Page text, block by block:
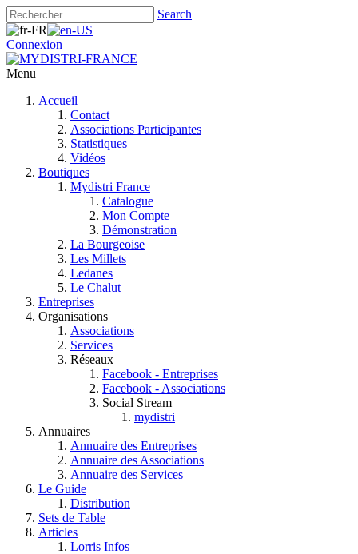
Search
Connexion
Menu
Accueil
Contact
Associations Participantes
Statistiques
Vidéos
Boutiques
Mydistri France
Catalogue
Mon Compte
Démonstration
La Bourgeoise
Les Millets
Ledanes
Le Chalut
Entreprises
Organisations
Associations
Services
Réseaux
Facebook - Entreprises
Facebook - Associations
Social Stream
mydistri
Annuaires
Annuaire des Entreprises
Annuaire des Associations
Annuaire des Services
Le Guide
Distribution
Sets de Table
Articles
Lorris Infos